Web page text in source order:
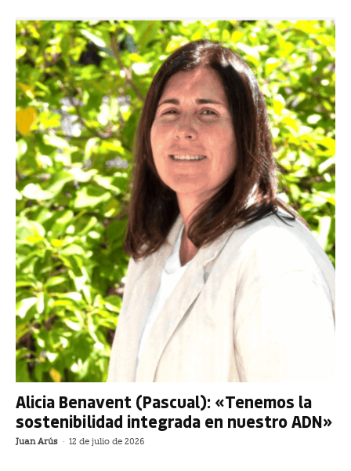
Alicia Benavent (Pascual): «Tenemos la
sostenibilidad integrada en nuestro ADN»
Juan Arús - 12 de julio de 2026